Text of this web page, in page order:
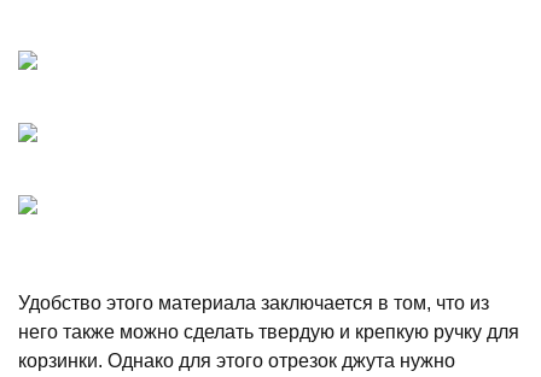
Удобство этого материала заключается в том, что из
него также можно сделать твердую и крепкую ручку для
корзинки. Однако для этого отрезок джута нужно